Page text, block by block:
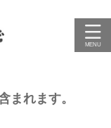
まれます。